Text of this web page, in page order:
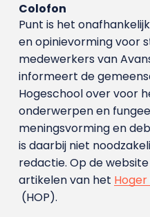
Colofon
Punt is het
en opinievorming voor
medewerkers van
informeert de
Hogeschool over voor
onderwerpen en
meningsvorming en
is daarbij niet
redactie. Op de
artikelen van het
(HOP).